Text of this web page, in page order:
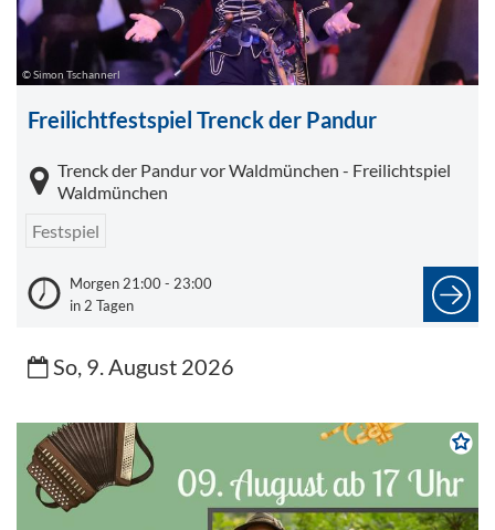
© Simon Tschannerl
Freilichtfestspiel Trenck der Pandur
Trenck der Pandur vor Waldmünchen - Freilichtspiel
Waldmünchen
Festspiel
Morgen 21:00 - 23:00
in 2 Tagen
So, 9. August 2026